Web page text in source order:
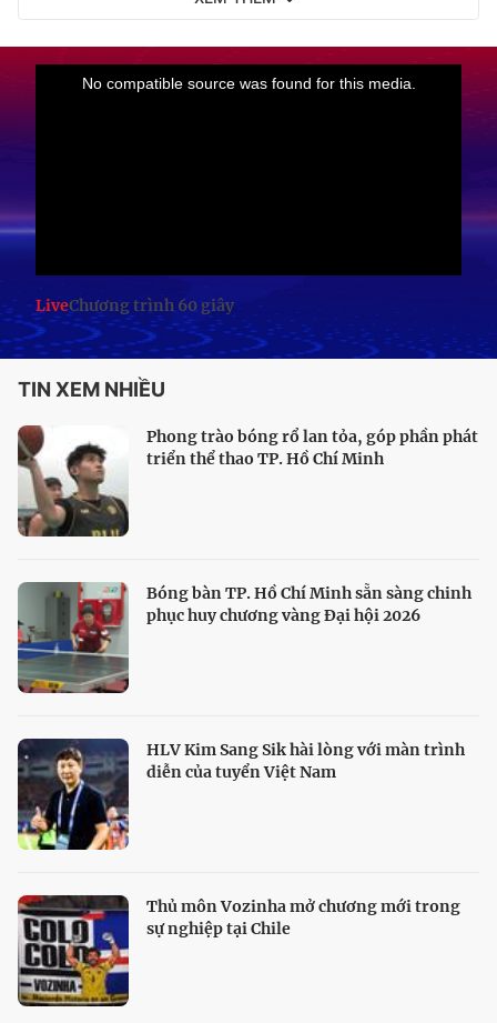
LiveChương trình 60 giây
TIN XEM NHIỀU
Phong trào bóng rổ lan tỏa, góp phần phát
triển thể thao TP. Hồ Chí Minh
Bóng bàn TP. Hồ Chí Minh sẵn sàng chinh
phục huy chương vàng Đại hội 2026
HLV Kim Sang Sik hài lòng với màn trình
diễn của tuyển Việt Nam
Thủ môn Vozinha mở chương mới trong
sự nghiệp tại Chile